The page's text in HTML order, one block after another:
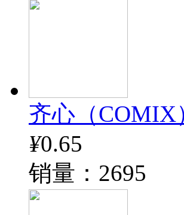
齐心（COMIX
¥0.65
销量：2695